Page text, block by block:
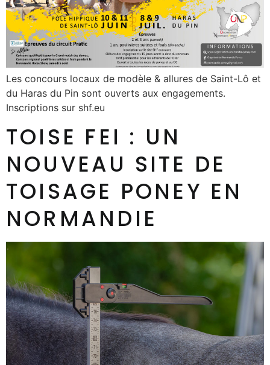
Les concours locaux de modèle & allures de Saint-Lô et
du Haras du Pin sont ouverts aux engagements.
Inscriptions sur shf.eu
TOISE FEI : UN
NOUVEAU SITE DE
TOISAGE PONEY EN
NORMANDIE